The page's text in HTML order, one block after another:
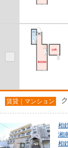
賃貸｜マンション
相
湘
相